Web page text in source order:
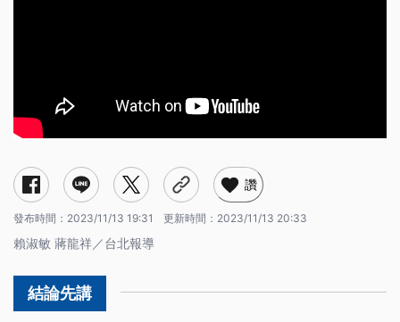
讚
發布時間： 2023/11/13 19:31 更新時間： 2023/11/13 20:33
賴淑敏 蔣龍祥／台北報導